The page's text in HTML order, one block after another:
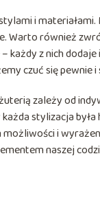
i
również
z nich
czuć się pewnie
zależy od
stylizacja
i
naszej